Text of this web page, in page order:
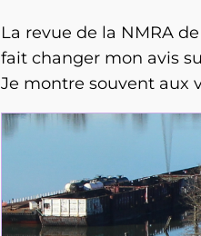
La revue de la NMRA
fait changer mon avis
Je montre souvent aux